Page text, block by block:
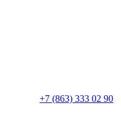
+7 (863) 333 02 90